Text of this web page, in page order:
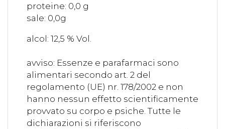
proteine: 0,0 g
sale: 0,0g
alcol: 12,5 % Vol.
avviso: Essenze e parafarmaci sono
alimentari secondo art. 2 del
regolamento (UE) nr. 178/2002 e non
hanno nessun effetto scientificamente
provvato su corpo e psiche. Tutte le
dichiarazioni si riferiscono